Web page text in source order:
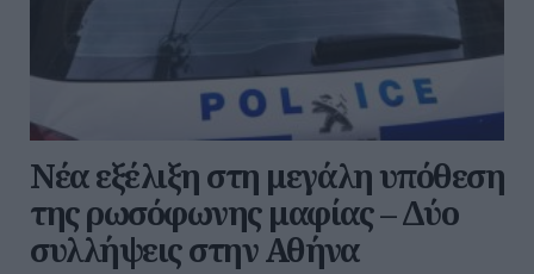
Νέα εξέλιξη στη μεγάλη υπόθεση
της ρωσόφωνης μαφίας – Δύο
συλλήψεις στην Αθήνα